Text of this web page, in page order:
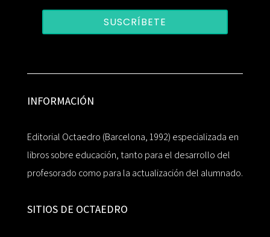
SUSCRÍBETE
INFORMACIÓN
Editorial Octaedro (Barcelona, 1992) especializada en
libros sobre educación, tanto para el desarrollo del
profesorado como para la actualización del alumnado.
SITIOS DE OCTAEDRO